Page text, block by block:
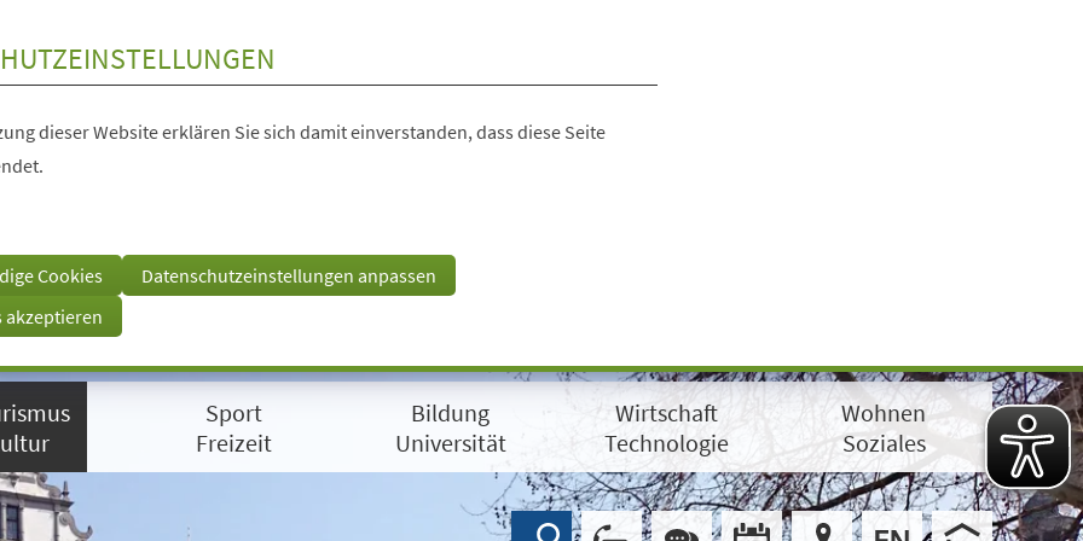
dieser Website erklären Sie sich damit einverstanden, dass diese Seite
Cookies
Datenschutzeinstellungen anpassen
akzeptieren
Sport
Freizeit
Bildung
Universität
Wirtschaft
Technologie
Wohnen
Soziales